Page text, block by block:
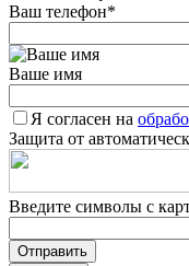
Ваш телефон*
Ваше имя
Я согласен на
Защита от
Введите символы с